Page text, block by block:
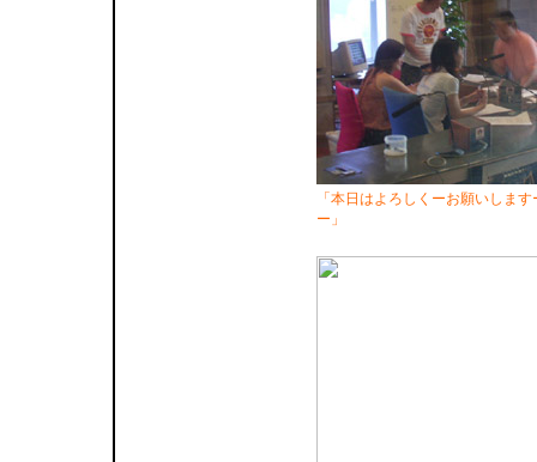
「本日はよろしくーお願いしま
ー」